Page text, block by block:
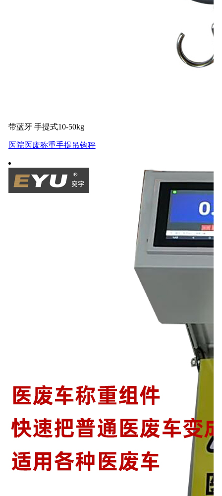
带蓝牙 手提式10-50kg
医院医废称重手提吊钩秤